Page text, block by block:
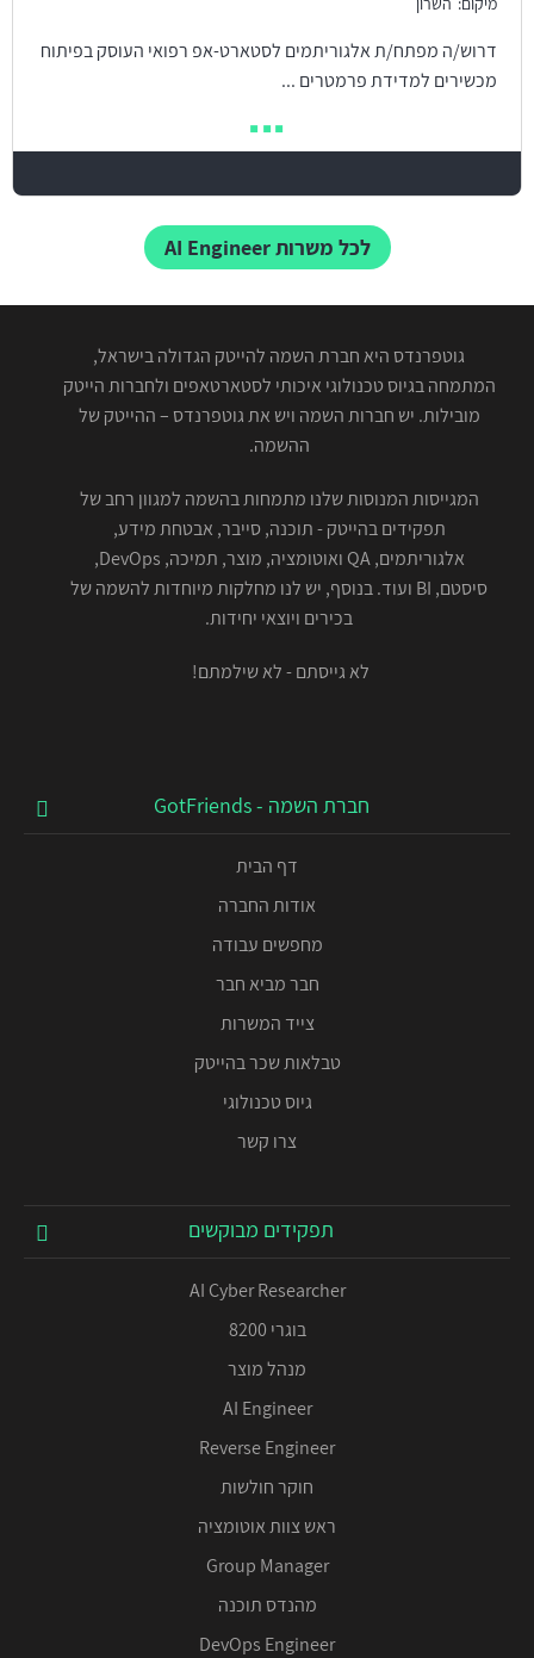
דרוש/ה מפתח/ת אלגוריתמים לסטארט-אפ רפואי העוסק בפיתוח
מכשירים למדידת פרמטרים ...
לכל משרות AI Engineer
גוטפרנדס היא חברת השמה להייטק הגדולה בישראל,
המתמחה בגיוס טכנולוגי איכותי לסטארטאפים ולחברות הייטק
מובילות. יש חברות השמה ויש את גוטפרנדס – ההייטק של
ההשמה.
המגייסות המנוסות שלנו מתמחות בהשמה למגוון רחב של
תפקידים בהייטק - תוכנה, סייבר, אבטחת מידע,
אלגוריתמים, QA ואוטומציה, מוצר, תמיכה, DevOps,
סיסטם, BI ועוד. בנוסף, יש לנו מחלקות מיוחדות להשמה של
בכירים ויוצאי יחידות.
לא גייסתם - לא שילמתם!
חברת השמה - GotFriends
דף הבית
אודות החברה
מחפשים עבודה
חבר מביא חבר
צייד המשרות
טבלאות שכר בהייטק
גיוס טכנולוגי
צרו קשר
תפקידים מבוקשים
AI Cyber Researcher
בוגרי 8200
מנהל מוצר
AI Engineer
Reverse Engineer
חוקר חולשות
ראש צוות אוטומציה
Group Manager
מהנדס תוכנה
DevOps Engineer